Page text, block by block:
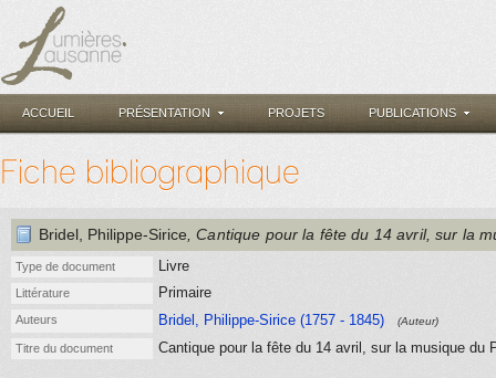
ACCUEIL PRÉSENTATION PROJETS PUBLICATIONS
Fiche bibliographique
Bridel, Philippe-Sirice , Cantique pour la fête du 14 avril, sur la
Type de document Livre
Littérature Primaire
Auteurs Bridel, Philippe-Sirice (1757 - 1845) (Auteur)
Titre du document Cantique pour la fête du 14 avril, sur la musique du